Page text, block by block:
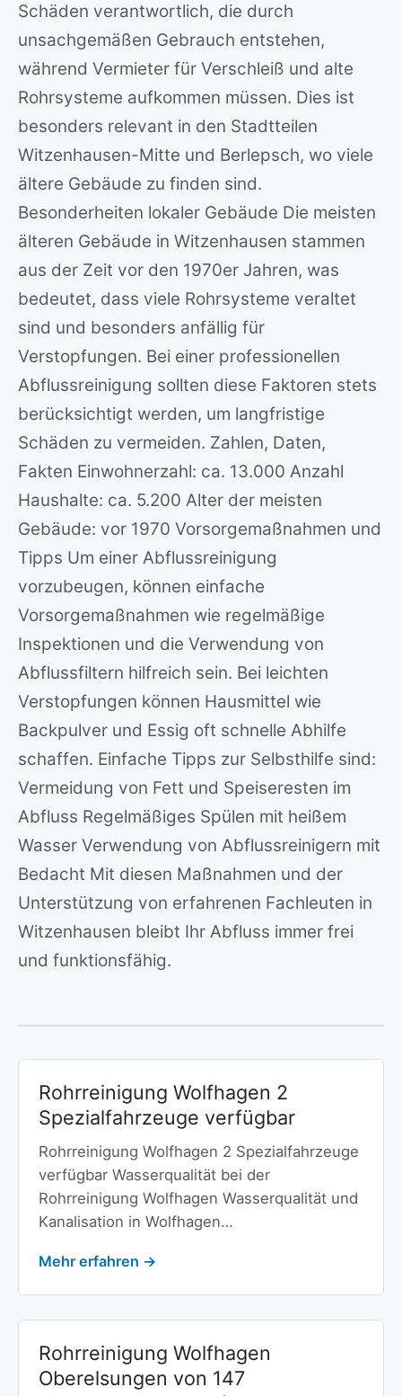
Schäden verantwortlich, die durch
unsachgemäßen Gebrauch entstehen,
während Vermieter für Verschleiß und alte
Rohrsysteme aufkommen müssen. Dies ist
besonders relevant in den Stadtteilen
Witzenhausen-Mitte und Berlepsch, wo viele
ältere Gebäude zu finden sind.
Besonderheiten lokaler Gebäude Die meisten
älteren Gebäude in Witzenhausen stammen
aus der Zeit vor den 1970er Jahren, was
bedeutet, dass viele Rohrsysteme veraltet
sind und besonders anfällig für
Verstopfungen. Bei einer professionellen
Abflussreinigung sollten diese Faktoren stets
berücksichtigt werden, um langfristige
Schäden zu vermeiden. Zahlen, Daten,
Fakten Einwohnerzahl: ca. 13.000 Anzahl
Haushalte: ca. 5.200 Alter der meisten
Gebäude: vor 1970 Vorsorgemaßnahmen und
Tipps Um einer Abflussreinigung
vorzubeugen, können einfache
Vorsorgemaßnahmen wie regelmäßige
Inspektionen und die Verwendung von
Abflussfiltern hilfreich sein. Bei leichten
Verstopfungen können Hausmittel wie
Backpulver und Essig oft schnelle Abhilfe
schaffen. Einfache Tipps zur Selbsthilfe sind:
Vermeidung von Fett und Speiseresten im
Abfluss Regelmäßiges Spülen mit heißem
Wasser Verwendung von Abflussreinigern mit
Bedacht Mit diesen Maßnahmen und der
Unterstützung von erfahrenen Fachleuten in
Witzenhausen bleibt Ihr Abfluss immer frei
und funktionsfähig.
Rohrreinigung Wolfhagen 2
Spezialfahrzeuge verfügbar
Rohrreinigung Wolfhagen 2 Spezialfahrzeuge
verfügbar Wasserqualität bei der
Rohrreinigung Wolfhagen Wasserqualität und
Kanalisation in Wolfhagen…
Mehr erfahren →
Rohrreinigung Wolfhagen
Oberelsungen von 147